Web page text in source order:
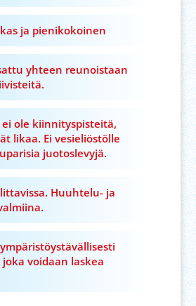
ja pienikokoinen
yhteen reunoistaan
ei ole kiinnityspisteitä,
likaa. Ei vesieliöstölle
juotoslevyjä.
Huuhtelu- ja
voidaan laskea